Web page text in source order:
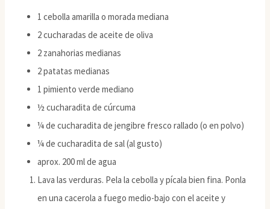
1 cebolla amarilla o morada mediana
2 cucharadas de aceite de oliva
2 zanahorias medianas
2 patatas medianas
1 pimiento verde mediano
½ cucharadita de cúrcuma
¼ de cucharadita de jengibre fresco rallado (o en polvo)
¼ de cucharadita de sal (al gusto)
aprox. 200 ml de agua
Lava las verduras. Pela la cebolla y pícala bien fina. Ponla
en una cacerola a fuego medio-bajo con el aceite y